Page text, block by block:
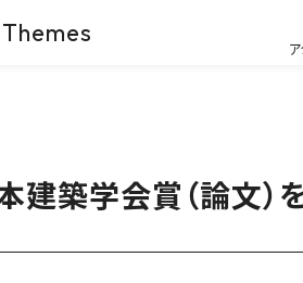
Themes
築学会賞（論文）